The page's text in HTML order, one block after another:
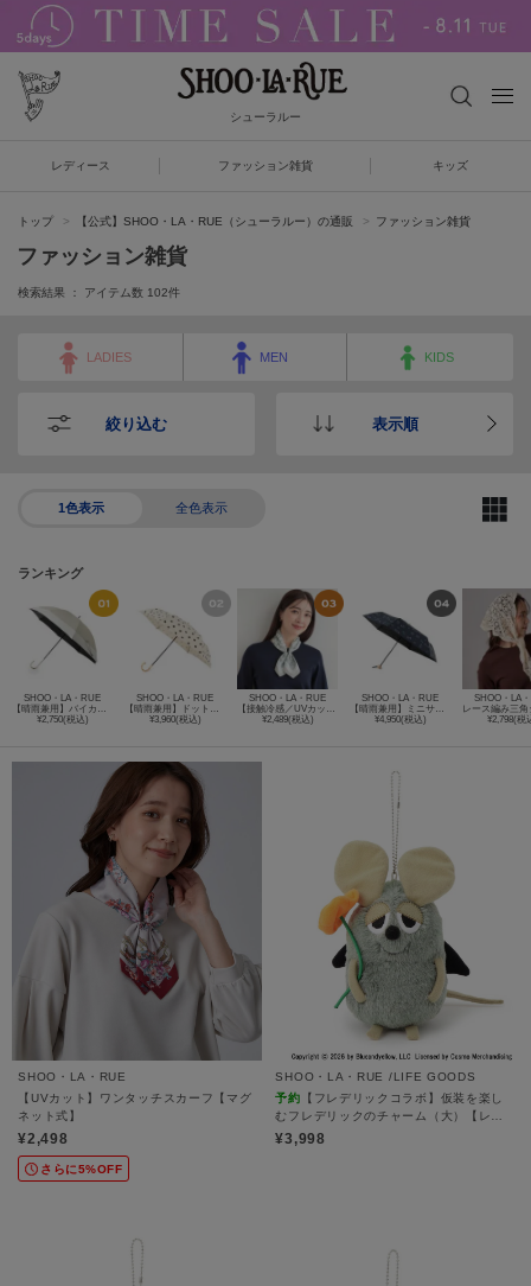
シューラルー
レディース ファッション雑貨 キッズ
トップ 【公式】SHOO・LA・RUE（シューラルー）の通販 ファッション雑貨
ファッション雑貨
検索結果 ： アイテム数 102件
LADIES MEN KIDS
絞り込む 表示順
1色表示 全色表示
ランキング
SHOO・LA・RUE
【晴雨兼用】バイカラーロング【because】
¥2,750(税込)
SHOO・LA・RUE
【晴雨兼用】ドット折りたたみ傘【because】
¥3,960(税込)
SHOO・LA・RUE
【接触冷感／UVカット】ひんやりワンタッチスカーフ
¥2,489(税込)
SHOO・LA・RUE
【晴雨兼用】ミニサニーキャット刺繍折りたたみ傘【because】
¥4,950(税込)
SHOO・LA
¥2,798(税
SHOO・LA・RUE
【UVカット】ワンタッチスカーフ【マグ
ネット式】
¥2,498
さらに5%OFF
SHOO・LA・RUE /LIFE GOODS
予約 【フレデリックコラボ】仮装を楽し
むフレデリックのチャーム（大）【レ
オ・レオニ】
¥3,998